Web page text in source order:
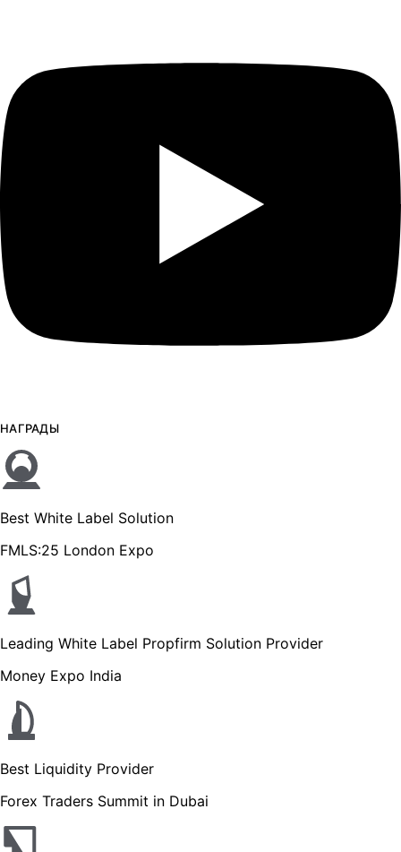
НАГРАДЫ
Best White Label Solution
FMLS:25 London Expo
Leading White Label Propfirm Solution Provider
Money Expo India
Best Liquidity Provider
Forex Traders Summit in Dubai